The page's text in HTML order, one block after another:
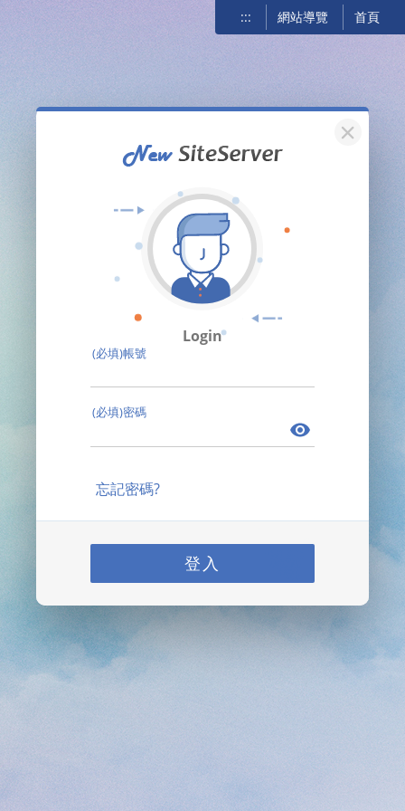
::: 網站導覽 首頁
關閉
Login
(必填)帳號
(必填)密碼
忘記密碼?
登入